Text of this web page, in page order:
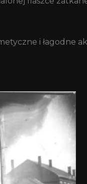
i łagodne